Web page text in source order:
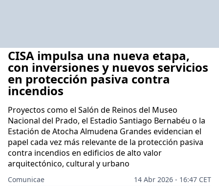
CISA impulsa una nueva etapa,
con inversiones y nuevos servicios
en protección pasiva contra
incendios
Proyectos como el Salón de Reinos del Museo
Nacional del Prado, el Estadio Santiago Bernabéu o la
Estación de Atocha Almudena Grandes evidencian el
papel cada vez más relevante de la protección pasiva
contra incendios en edificios de alto valor
arquitectónico, cultural y urbano
Comunicae
14 Abr 2026 - 16:47 CET